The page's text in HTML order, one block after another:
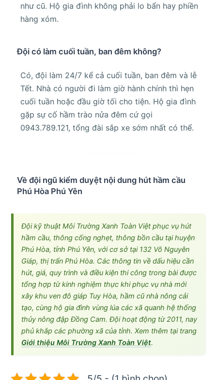
như cũ. Hộ gia đình không phải lo bẩn hay phiền
hàng xóm.
Đội có làm cuối tuần, ban đêm không?
Có, đội làm 24/7 kể cả cuối tuần, ban đêm và lễ
Tết. Nhà có người đi làm giờ hành chính thì hẹn
cuối tuần hoặc đầu giờ tối cho tiện. Hộ gia đình
gặp sự cố hầm trào nửa đêm cứ gọi
0943.789.121, tổng đài sắp xe sớm nhất có thể.
Về đội ngũ kiểm duyệt nội dung hút hầm cầu
Phú Hòa Phú Yên
Đội kỹ thuật Môi Trường Xanh Toàn Việt phục vụ hút
hầm cầu, thông cống nghẹt, thông bồn cầu tại huyện
Phú Hòa, tỉnh Phú Yên, với cơ sở tại 132 Võ Nguyên
Giáp, thị trấn Phú Hòa. Các thông tin về dấu hiệu cần
hút, giá, quy trình và điều kiện thi công trong bài được
tổng hợp từ kinh nghiệm thực khi phục vụ nhà mới
xây khu ven đô giáp Tuy Hòa, hầm cũ nhà nông cải
tạo, cùng hộ gia đình vùng lúa các xã quanh hệ thống
thủy nông đập Đồng Cam. Đội hoạt động từ 2011, nay
phủ khắp các phường xã của tỉnh. Xem thêm tại trang
Giới thiệu Môi Trường Xanh Toàn Việt.